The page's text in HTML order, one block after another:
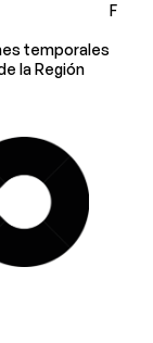
F
temporales
la Región